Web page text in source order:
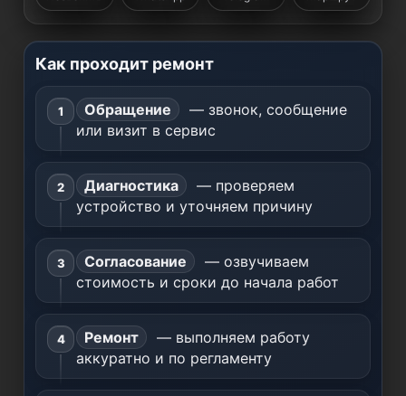
Как проходит ремонт
Обращение
— звонок, сообщение
или визит в сервис
Диагностика
— проверяем
устройство и уточняем причину
Согласование
— озвучиваем
стоимость и сроки до начала работ
Ремонт
— выполняем работу
аккуратно и по регламенту